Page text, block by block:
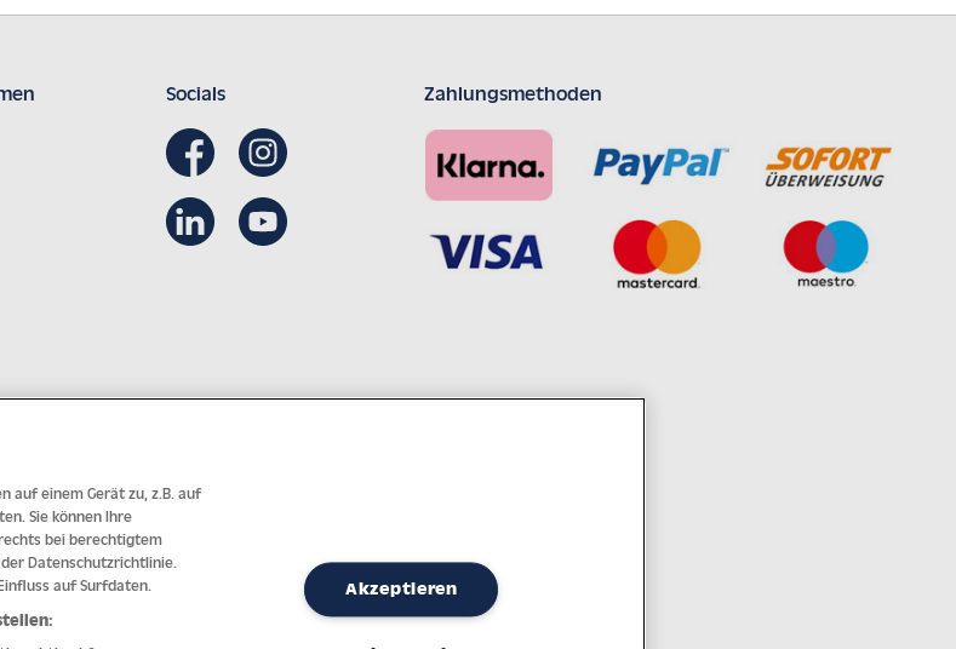
Socials Zahlungsmethoden
auf einem Gerät zu, z.B. auf
Sie können Ihre
bei berechtigtem
Datenschutzrichtlinie.
auf Surfdaten.
Akzeptieren